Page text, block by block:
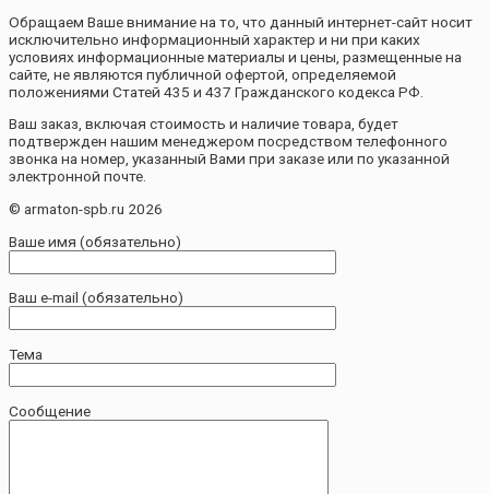
Обращаем Ваше внимание на то, что данный интернет-сайт носит
исключительно информационный характер и ни при каких
условиях информационные материалы и цены, размещенные на
сайте, не являются публичной офертой, определяемой
положениями Статей 435 и 437 Гражданского кодекса РФ.
Ваш заказ, включая стоимость и наличие товара, будет
подтвержден нашим менеджером посредством телефонного
звонка на номер, указанный Вами при заказе или по указанной
электронной почте.
© armaton-spb.ru 2026
Ваше имя (обязательно)
Ваш e-mail (обязательно)
Тема
Сообщение